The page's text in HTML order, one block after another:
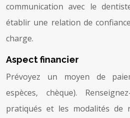
communication avec le
établir une relation de
charge.
Aspect financier
Prévoyez un moyen de
espèces, chèque).
pratiqués et les modalités de